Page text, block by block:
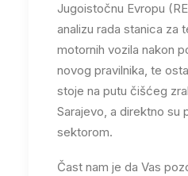
Jugoistočnu Evropu
analizu rada stanica za
motornih vozila nakon
novog pravilnika, te
stoje na putu čišćeg
Sarajevo, a direktno su
sektorom.
Čast nam je da Vas